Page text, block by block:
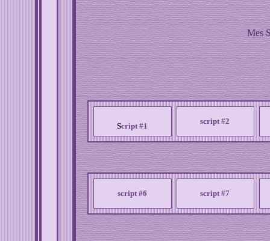
Mes
Script #1
script #2
script #6 script #7